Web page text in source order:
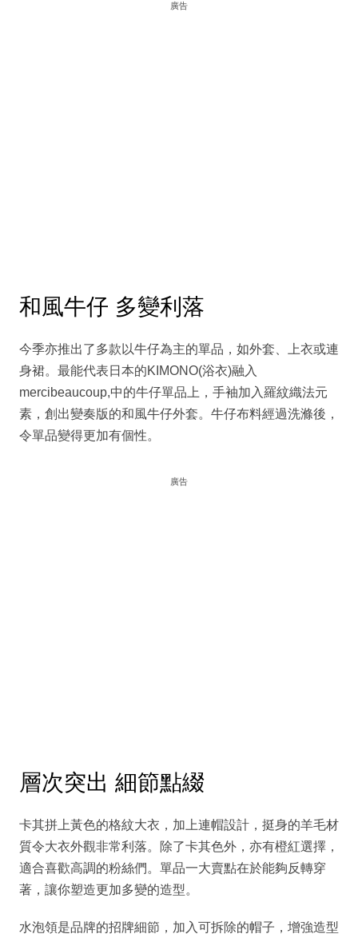
廣告
和風牛仔 多變利落
今季亦推出了多款以牛仔為主的單品，如外套、上衣或連
身裙。最能代表日本的KIMONO(浴衣)融入
mercibeaucoup,中的牛仔單品上，手袖加入羅紋織法元
素，創出變奏版的和風牛仔外套。牛仔布料經過洗滌後，
令單品變得更加有個性。
廣告
層次突出 細節點綴
卡其拼上黃色的格紋大衣，加上連帽設計，挺身的羊毛材
質令大衣外觀非常利落。除了卡其色外，亦有橙紅選擇，
適合喜歡高調的粉絲們。單品一大賣點在於能夠反轉穿
著，讓你塑造更加多變的造型。
水泡領是品牌的招牌細節，加入可拆除的帽子，增強造型